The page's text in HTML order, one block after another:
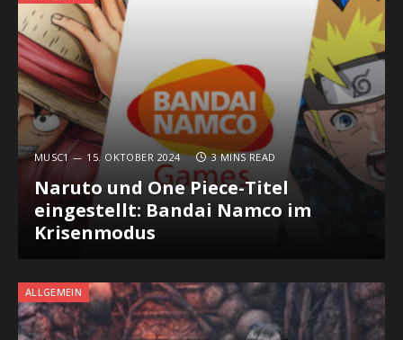
MUSC1 15. OKTOBER 2024 3 MINS READ
Naruto und One Piece-Titel
eingestellt: Bandai Namco im
Krisenmodus
ALLGEMEIN